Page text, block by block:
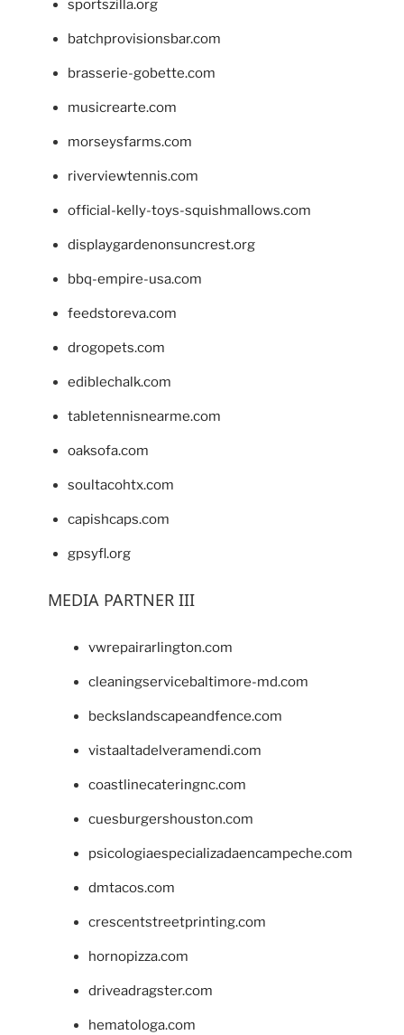
sportszilla.org
batchprovisionsbar.com
brasserie-gobette.com
musicrearte.com
morseysfarms.com
riverviewtennis.com
official-kelly-toys-squishmallows.com
displaygardenonsuncrest.org
bbq-empire-usa.com
feedstoreva.com
drogopets.com
ediblechalk.com
tabletennisnearme.com
oaksofa.com
soultacohtx.com
capishcaps.com
gpsyfl.org
MEDIA PARTNER III
vwrepairarlington.com
cleaningservicebaltimore-md.com
beckslandscapeandfence.com
vistaaltadelveramendi.com
coastlinecateringnc.com
cuesburgershouston.com
psicologiaespecializadaencampeche.com
dmtacos.com
crescentstreetprinting.com
hornopizza.com
driveadragster.com
hematologa.com